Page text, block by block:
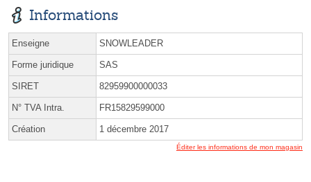
Informations
Enseigne SNOWLEADER
Forme juridique SAS
SIRET 82959900000033
N° TVA Intra. FR15829599000
Création 1 décembre 2017
Éditer les informations de mon magasin